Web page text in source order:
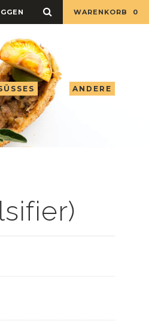
WARENKORB 0
ANDERE